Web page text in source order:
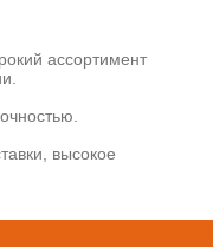
ассортимент
высокое